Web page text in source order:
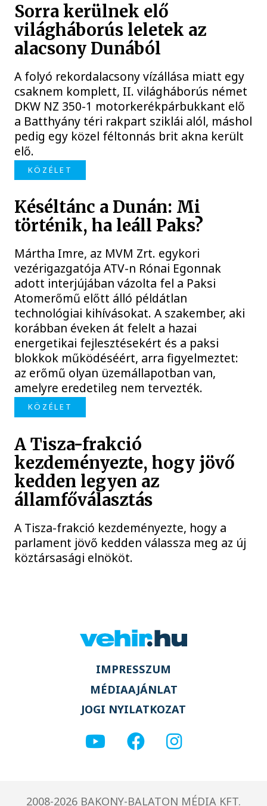
Sorra kerülnek elő
világháborús leletek az
alacsony Dunából
A folyó rekordalacsony vízállása miatt egy
csaknem komplett, II. világháborús német
DKW NZ 350-1 motorkerékpárbukkant elő
a Batthyány téri rakpart sziklái alól, máshol
pedig egy közel féltonnás brit akna került
elő.
KÖZÉLET
Késéltánc a Dunán: Mi
történik, ha leáll Paks?
Mártha Imre, az MVM Zrt. egykori
vezérigazgatója ATV-n Rónai Egonnak
adott interjújában vázolta fel a Paksi
Atomerőmű előtt álló példátlan
technológiai kihívásokat. A szakember, aki
korábban éveken át felelt a hazai
energetikai fejlesztésekért és a paksi
blokkok működéséért, arra figyelmeztet:
az erőmű olyan üzemállapotban van,
amelyre eredetileg nem tervezték.
KÖZÉLET
A Tisza-frakció
kezdeményezte, hogy jövő
kedden legyen az
államfőválasztás
A Tisza-frakció kezdeményezte, hogy a
parlament jövő kedden válassza meg az új
köztársasági elnököt.
IMPRESSZUM
MÉDIAAJÁNLAT
JOGI NYILATKOZAT
2008-2026 BAKONY-BALATON MÉDIA KFT.